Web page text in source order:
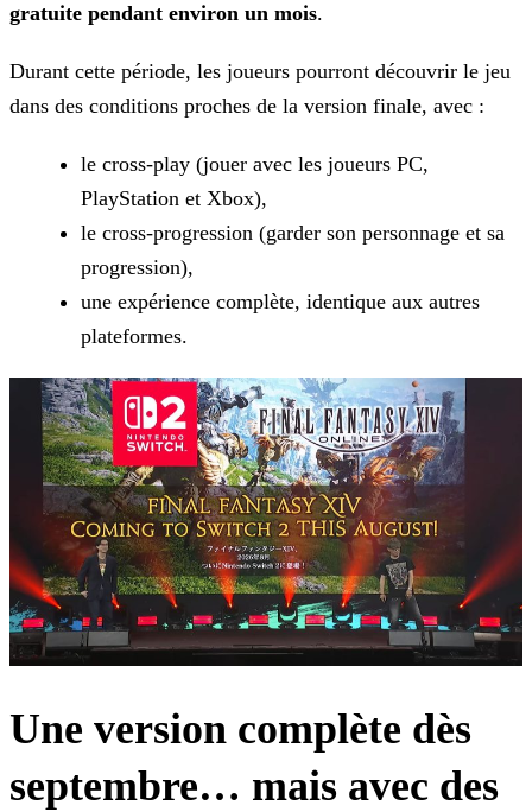
gratuite pendant environ un mois.
Durant cette période, les joueurs pourront découvrir le jeu
dans des conditions proches de la version finale, avec :
le cross-play (jouer avec les joueurs PC,
PlayStation et Xbox),
le cross-progression (garder son personnage et sa
progression),
une expérience complète, identique aux autres
plateformes.
Une version complète dès
septembre… mais avec des